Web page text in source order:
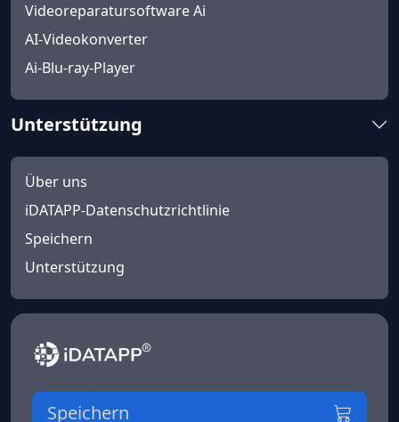
Videoreparatursoftware Ai
AI-Videokonverter
Ai-Blu-ray-Player
Unterstützung
Über uns
iDATAPP-Datenschutzrichtlinie
Speichern
Unterstützung
Speichern